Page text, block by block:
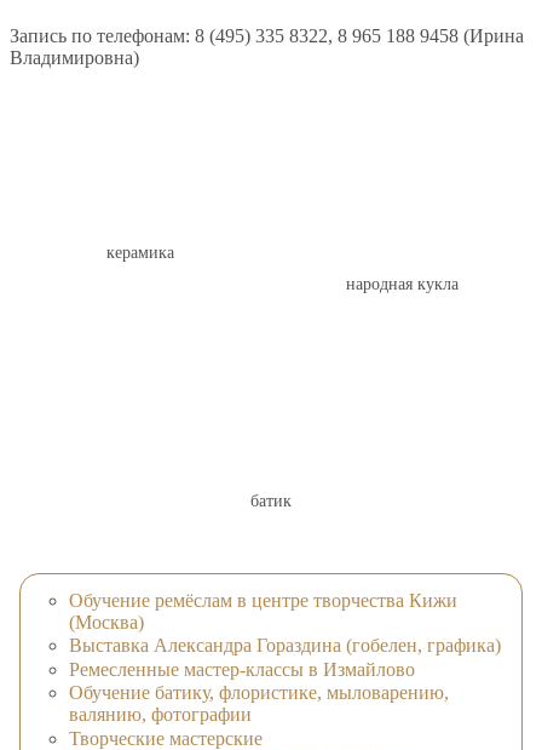
Запись по телефонам: 8 (495) 335 8322, 8 965 188 9458 (Ирина
Владимировна)
керамика
народная кукла
батик
Обучение ремёслам в центре творчества Кижи
(Москва)
Выставка Александра Гораздина (гобелен, графика)
Ремесленные мастер-классы в Измайлово
Обучение батику, флористике, мыловарению,
валянию, фотографии
Творческие мастерские